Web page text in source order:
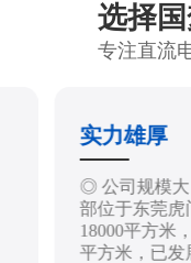
选择
专注直流
实力雄厚
◎ 公司规模大
部位于东莞虎
18000平方米
平方米，已发